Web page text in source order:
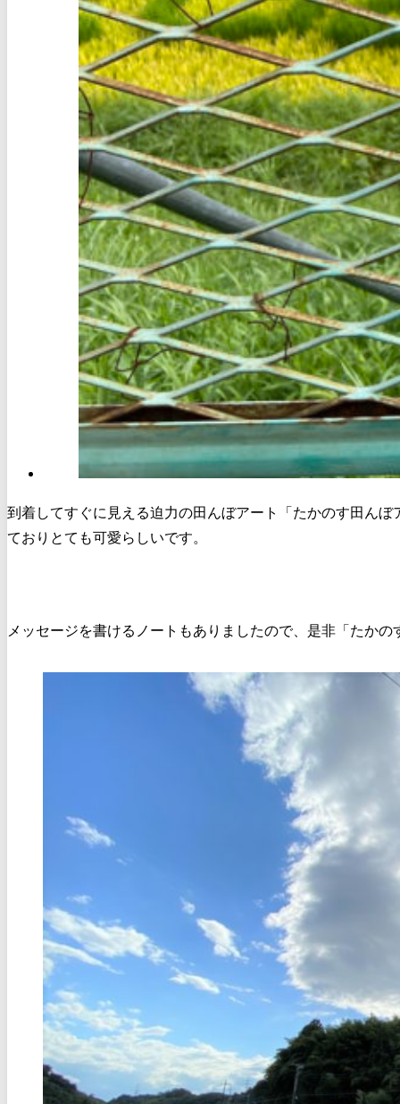
到着してすぐに見える迫力の田んぼアート「たかのす田ん
ておりとても可愛らしいです。
メッセージを書けるノートもありましたので、是非「たか